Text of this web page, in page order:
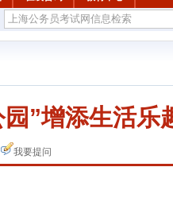
”增添生活乐
我要提问